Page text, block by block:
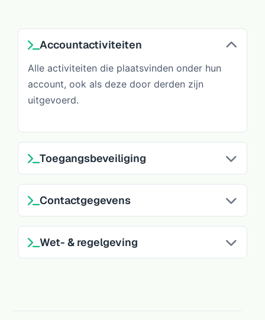
Accountactiviteiten
Alle activiteiten die plaatsvinden onder hun
account, ook als deze door derden zijn
uitgevoerd.
Toegangsbeveiliging
Contactgegevens
Wet- & regelgeving